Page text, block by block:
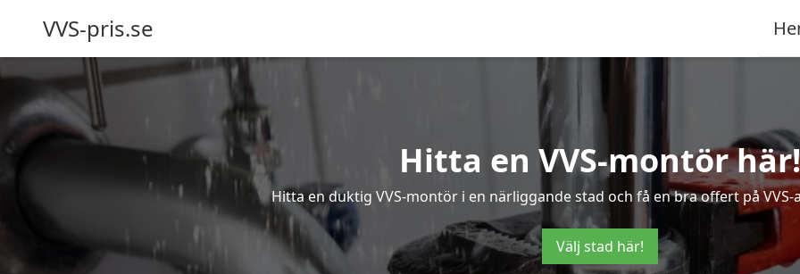
VVS-pris.se
Hitta en VVS-montör här!
Hitta en duktig VVS-montör i en närliggande stad och få en bra offert på
Välj stad här!